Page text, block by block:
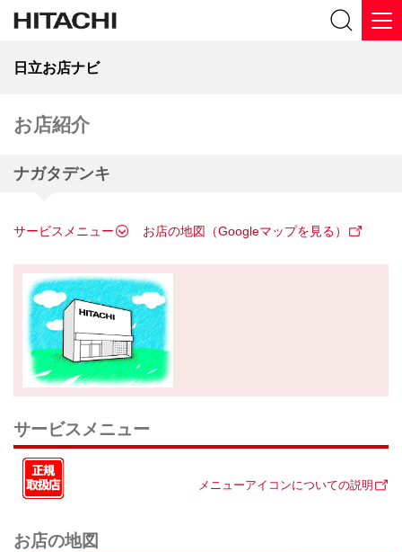
日立お店ナビ
お店紹介
ナガタデンキ
サービスメニュー お店の地図（Googleマップを見る）
サービスメニュー
メニューアイコンについての説明
お店の地図